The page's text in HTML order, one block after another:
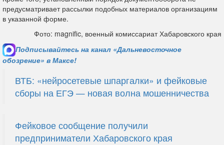
предусматривает рассылки подобных материалов организациям
в указанной форме.
Фото: magnific, военный комиссариат Хабаровского края
Подписывайтесь на канал «Дальневосточное
обозрение» в Максе!
ВТБ: «нейросетевые шпаргалки» и фейковые
сборы на ЕГЭ — новая волна мошенничества
Фейковое сообщение получили
предприниматели Хабаровского края